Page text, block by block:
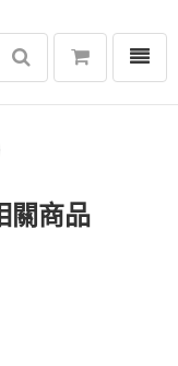
選單
關商品